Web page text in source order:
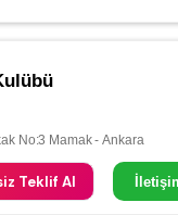
No:3 Mamak - Ankara
Teklif Al